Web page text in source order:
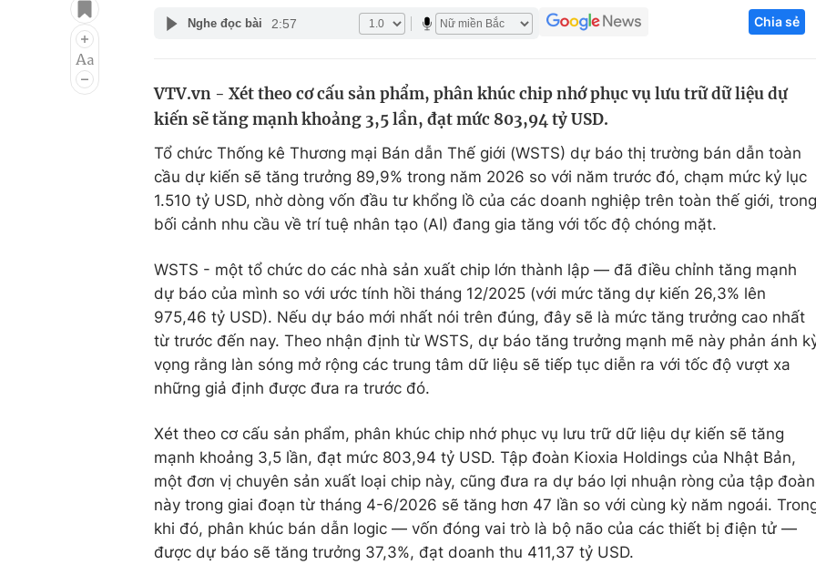
Điện ảnh
Âm nhạc
Du lịch
Chất lượng cuộc sống
Tuyển sinh
Hitech Công
Thị trường
Nghe đọc bài 2:57 Chia sẻ
VTV.vn - Xét theo cơ cấu sản phẩm, phân khúc chip nhớ phục vụ lưu trữ dữ liệu dự
kiến sẽ tăng mạnh khoảng 3,5 lần, đạt mức 803,94 tỷ USD.
Tổ chức Thống kê Thương mại Bán dẫn Thế giới (WSTS) dự báo thị trường bán dẫn toàn
cầu dự kiến sẽ tăng trưởng 89,9% trong năm 2026 so với năm trước đó, chạm mức kỷ lục
1.510 tỷ USD, nhờ dòng vốn đầu tư khổng lồ của các doanh nghiệp trên toàn thế giới, trong
bối cảnh nhu cầu về trí tuệ nhân tạo (AI) đang gia tăng với tốc độ chóng mặt.
WSTS - một tổ chức do các nhà sản xuất chip lớn thành lập — đã điều chỉnh tăng mạnh
dự báo của mình so với ước tính hồi tháng 12/2025 (với mức tăng dự kiến 26,3% lên
975,46 tỷ USD). Nếu dự báo mới nhất nói trên đúng, đây sẽ là mức tăng trưởng cao nhất
từ trước đến nay. Theo nhận định từ WSTS, dự báo tăng trưởng mạnh mẽ này phản ánh
vọng rằng làn sóng mở rộng các trung tâm dữ liệu sẽ tiếp tục diễn ra với tốc độ vượt xa
những giả định được đưa ra trước đó.
Xét theo cơ cấu sản phẩm, phân khúc chip nhớ phục vụ lưu trữ dữ liệu dự kiến sẽ tăng
mạnh khoảng 3,5 lần, đạt mức 803,94 tỷ USD. Tập đoàn Kioxia Holdings của Nhật Bản,
một đơn vị chuyên sản xuất loại chip này, cũng đưa ra dự báo lợi nhuận ròng của tập đoàn
này trong giai đoạn từ tháng 4-6/2026 sẽ tăng hơn 47 lần so với cùng kỳ năm ngoái.
khi đó, phân khúc bán dẫn logic — vốn đóng vai trò là bộ não của các thiết bị điện tử —
được dự báo sẽ tăng trưởng 37,3%, đạt doanh thu 411,37 tỷ USD.